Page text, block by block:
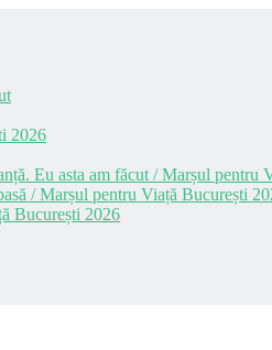
2026
Eu asta am făcut / Marșul pentru
/ Marșul pentru Viață București
București 2026